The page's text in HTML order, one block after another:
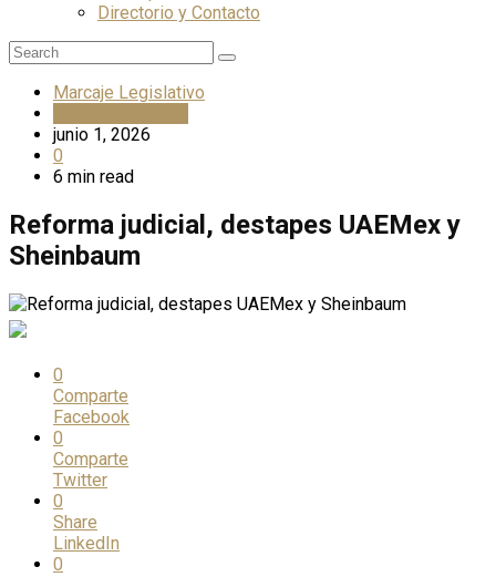
Directorio y Contacto
Marcaje Legislativo
junio 1, 2026
0
6 min read
Reforma judicial, destapes UAEMex y
Sheinbaum
0
Comparte
Facebook
0
Comparte
Twitter
0
Share
LinkedIn
0